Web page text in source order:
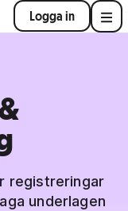
Logga in
registreringar
underlagen